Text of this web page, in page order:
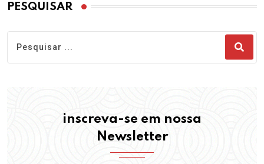
PESQUISAR
inscreva-se em nossa
Newsletter